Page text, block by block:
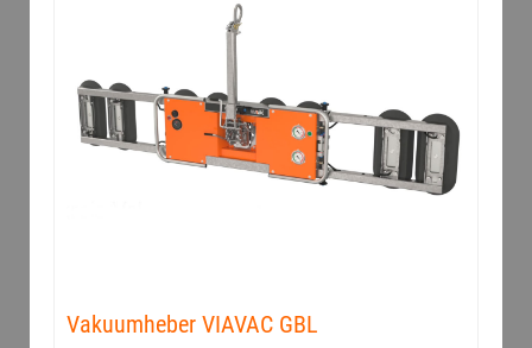
Vakuumheber VIAVAC GBL